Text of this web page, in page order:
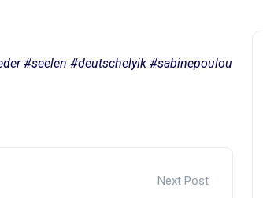
#seelen #deutschelyik #sabinepoulou
Next Post